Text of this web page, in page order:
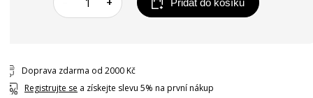
Doprava zdarma od 2000 Kč
Registrujte se a získejte slevu 5% na první nákup